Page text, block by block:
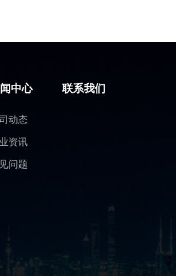
中心
动态
资讯
问题
联系我们